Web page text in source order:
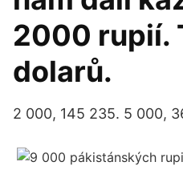
2000 rupií.
dolarů.
2 000, 145 235. 5 000,